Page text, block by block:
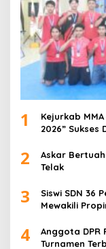
1
Kejurkab
2026”
2
Askar
Telak
3
Siswi SDN 36
Mewakili
4
Anggota DPR
Turnamen